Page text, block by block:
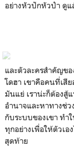
อย่างหัวปักหัวปำ ดูแ
และตัวละครสำคัญข
โดฮา เขาคือคนที่เสี
มันแย่ เราน่ะก็ต้องสู้
อำนาจและหาทางช่
กับระบบของเขา ทำ
ทุกอย่างเพื่อให้ตัวเอ
สุดท้าย